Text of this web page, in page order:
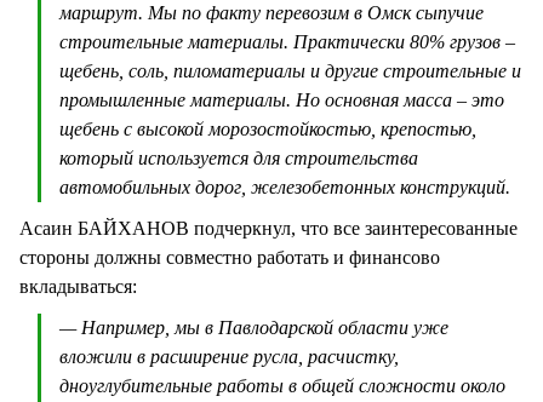
маршрут. Мы по факту перевозим в Омск сыпучие
строительные материалы. Практически 80% грузов –
щебень, соль, пиломатериалы и другие строительные и
промышленные материалы. Но основная масса – это
щебень с высокой морозостойкостью, крепостью,
который используется для строительства
автомобильных дорог, железобетонных конструкций.
Асаин БАЙХАНОВ подчеркнул, что все заинтересованные
стороны должны совместно работать и финансово
вкладываться:
— Например, мы в Павлодарской области уже
вложили в расширение русла, расчистку,
дноуглубительные работы в общей сложности около